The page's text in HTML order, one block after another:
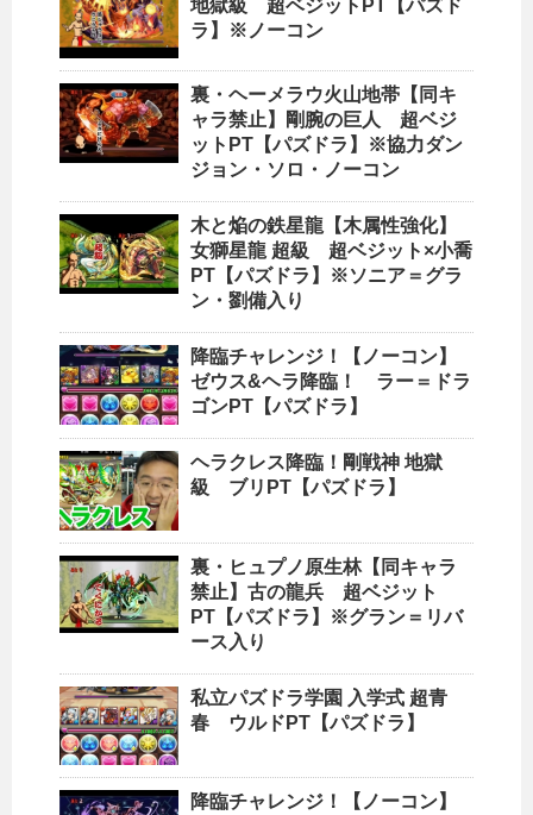
地獄級 超ベジットPT【パズド
ラ】※ノーコン
裏・ヘーメラウ火山地帯【同キ
ャラ禁止】剛腕の巨人 超ベジ
ットPT【パズドラ】※協力ダン
ジョン・ソロ・ノーコン
木と焔の鉄星龍【木属性強化】
女獅星龍 超級 超ベジット×小喬
PT【パズドラ】※ソニア＝グラ
ン・劉備入り
降臨チャレンジ！【ノーコン】
ゼウス&ヘラ降臨！ ラー＝ドラ
ゴンPT【パズドラ】
ヘラクレス降臨！剛戦神 地獄
級 ブリPT【パズドラ】
裏・ヒュプノ原生林【同キャラ
禁止】古の龍兵 超ベジット
PT【パズドラ】※グラン＝リバ
ース入り
私立パズドラ学園 入学式 超青
春 ウルドPT【パズドラ】
降臨チャレンジ！【ノーコン】